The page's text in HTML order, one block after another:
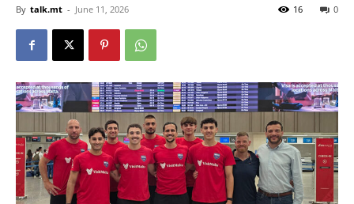
By talk.mt - June 11, 2026 0
16